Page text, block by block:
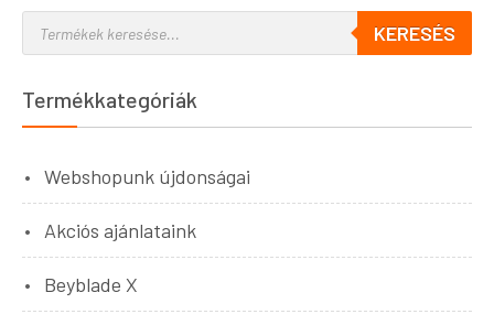
KERESÉS
Termékkategóriák
Webshopunk újdonságai
Akciós ajánlataink
Beyblade X